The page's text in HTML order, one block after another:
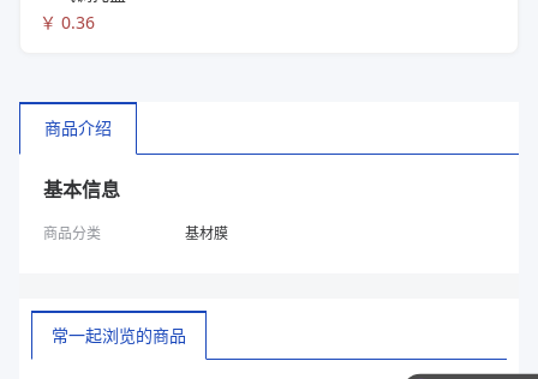
￥ 0.36
商品介绍
基本信息
商品分类 基材膜
常一起浏览的商品